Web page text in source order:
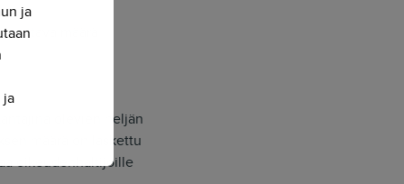
määrä
olevien neljän
määrä on laskettu
oikeudenhaltijoille
ja